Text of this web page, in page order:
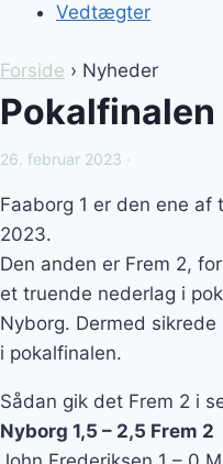
Vedtægter
Forside › Nyheder
26. februar 2023 ·
Faaborg 1 er den ene af
2023.
Den anden er Frem 2,
et truende nederlag i
Nyborg. Dermed sikrede
i pokalfinalen.
Sådan gik det Frem 2 i
Nyborg 1,5 – 2,5 Frem 2